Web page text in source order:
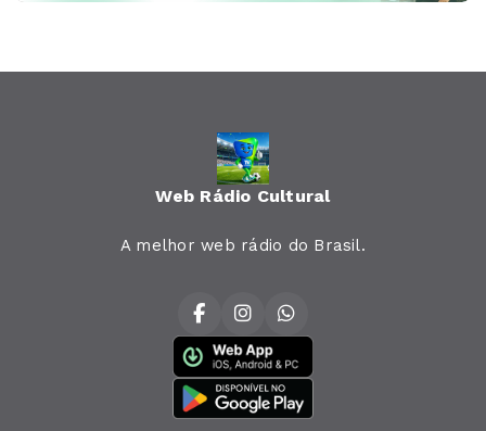
Web Rádio Cultural
A melhor web rádio do Brasil.